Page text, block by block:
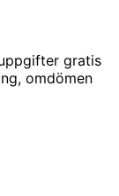
gratis
omdömen